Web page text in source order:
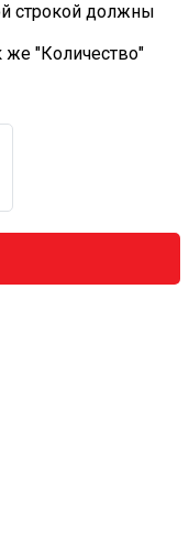
строкой должны
же "Количество"